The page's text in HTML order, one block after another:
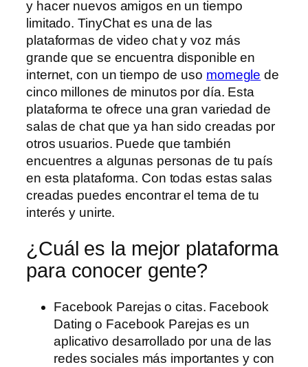
y hacer nuevos amigos en un tiempo
limitado. TinyChat es una de las
plataformas de video chat y voz más
grande que se encuentra disponible en
internet, con un tiempo de uso momegle de
cinco millones de minutos por día. Esta
plataforma te ofrece una gran variedad de
salas de chat que ya han sido creadas por
otros usuarios. Puede que también
encuentres a algunas personas de tu país
en esta plataforma. Con todas estas salas
creadas puedes encontrar el tema de tu
interés y unirte.
¿Cuál es la mejor plataforma
para conocer gente?
Facebook Parejas o citas. Facebook
Dating o Facebook Parejas es un
aplicativo desarrollado por una de las
redes sociales más importantes y con